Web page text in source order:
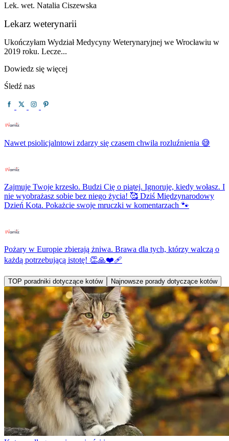
Lek. wet. Natalia Ciszewska
Lekarz weterynarii
Ukończyłam Wydział Medycyny Weterynaryjnej we Wrocławiu w
2019 roku. Lecze...
Dowiedz się więcej
Śledź nas
Nawet psiolicjalntowi zdarzy się czasem chwila rozluźnienia 😅
Zajmuje Twoje krzesło. Budzi Cię o piątej. Ignoruje, kiedy wołasz. I
nie wyobrażasz sobie bez niego życia! 🥰 Dziś Międzynarodowy
Dzień Kota. Pokażcie swoje mruczki w komentarzach 🐾
Pożary w Europie zbierają żniwa. Brawa dla tych, którzy walczą o
każdą potrzebującą istotę! 👏🙏❤️‍🩹
TOP poradniki dotyczące kotów Najnowsze porady dotyczące kotów